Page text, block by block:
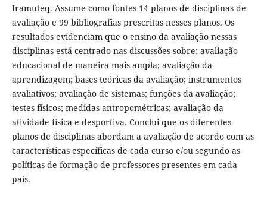
Iramuteq. Assume como fontes 14 planos de disciplinas de
avaliação e 99 bibliografias prescritas nesses planos. Os
resultados evidenciam que o ensino da avaliação nessas
disciplinas está centrado nas discussões sobre: avaliação
educacional de maneira mais ampla; avaliação da
aprendizagem; bases teóricas da avaliação; instrumentos
avaliativos; avaliação de sistemas; funções da avaliação;
testes físicos; medidas antropométricas; avaliação da
atividade física e desportiva. Conclui que os diferentes
planos de disciplinas abordam a avaliação de acordo com as
características específicas de cada curso e/ou segundo as
políticas de formação de professores presentes em cada
país.